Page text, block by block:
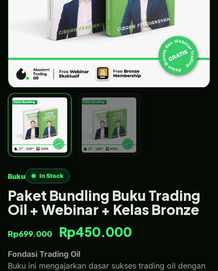
Buku In Stock
Paket Bundling Buku Trading
Oil + Webinar + Kelas Bronze
Rp699.000 Rp450.000
Fondasi Trading Oil
Buku ini mengajarkan dasar sukses trading oil dengan